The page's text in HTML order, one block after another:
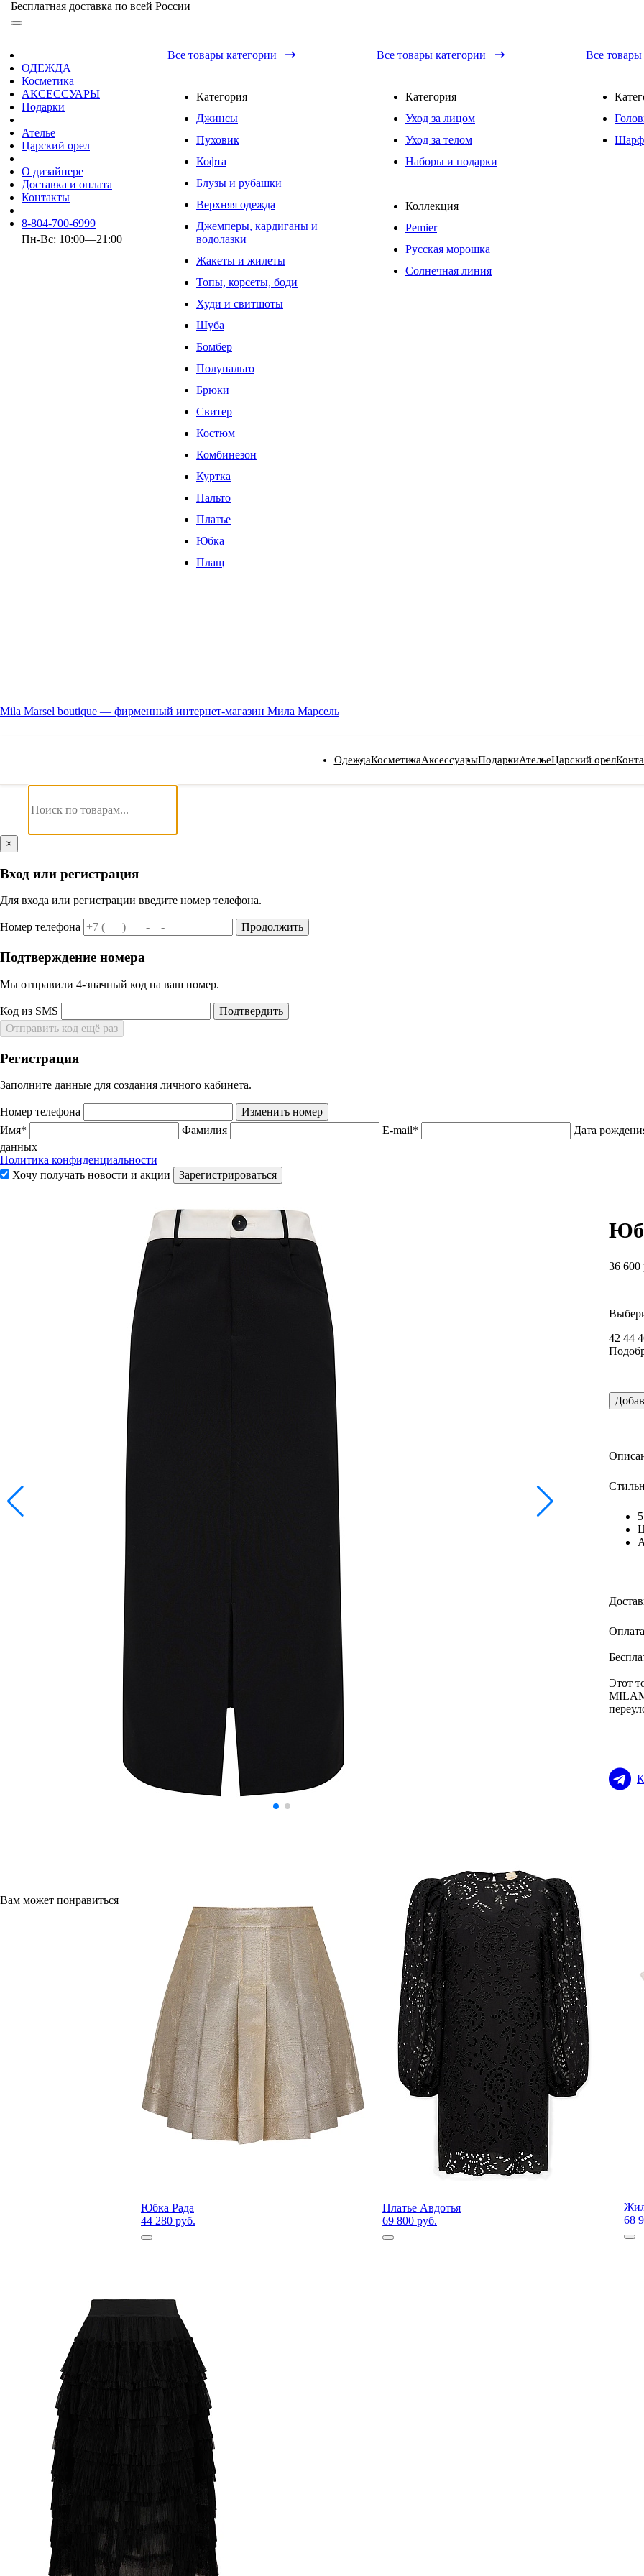
Бесплатная доставка по всей России
ОДЕЖДА
Косметика
АКСЕССУАРЫ
Подарки
Ателье
Царский орел
О дизайнере
Доставка и оплата
Контакты
8-804-700-6999
Пн-Вс: 10:00—21:00
Все товары категории
Категория
Джинсы
Пуховик
Кофта
Блузы и рубашки
Верхняя одежда
Джемперы, кардиганы и
водолазки
Жакеты и жилеты
Топы, корсеты, боди
Худи и свитшоты
Шуба
Бомбер
Полупальто
Брюки
Свитер
Костюм
Комбинезон
Куртка
Пальто
Платье
Юбка
Плащ
Все товары категории
Категория
Уход за лицом
Уход за телом
Наборы и подарки
Коллекция
Pemier
Русская морошка
Солнечная линия
Все
Mila Marsel boutique — фирменный интернет-магазин Мила Марсель
ОдеждаКосметикаАксессуарыПодаркиАтельеЦарский орел
×
Вход или регистрация
Для входа или регистрации введите номер телефона.
Номер телефона Продолжить
Подтверждение номера
Мы отправили 4‑значный код на ваш номер.
Код из SMS
Подтвердить
Отправить код ещё раз
Регистрация
Заполните данные для создания личного кабинета.
Номер телефона
Изменить номер
Имя*
Фамилия E-mail*
Дата
данных
Политика конфиденциальности
Хочу получать новости и акции
Зарегистрироваться
36 600
42 44
Этот
Вам может понравиться
Юбка Рада
44 280 руб.
Платье Авдотья
69 800 руб.
68